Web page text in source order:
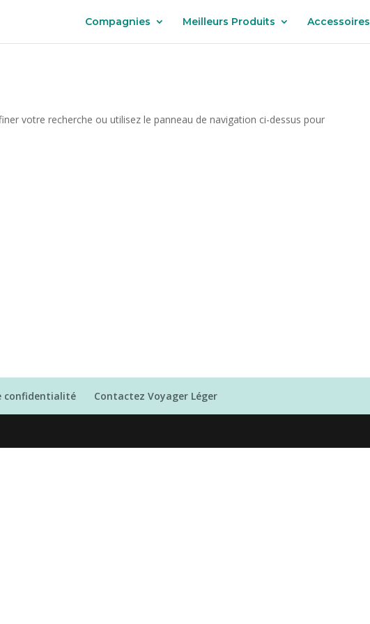
Compagnies Meilleurs Produits Accessoires
votre recherche ou utilisez le panneau de navigation ci-dessus pour
confidentialité Contactez Voyager Léger